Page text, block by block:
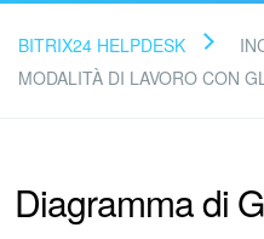
Leggi le
Supporto Bitrix24
BITRIX24 HELPDESK
MODALITÀ DI LAVORO CON
Diagramma di